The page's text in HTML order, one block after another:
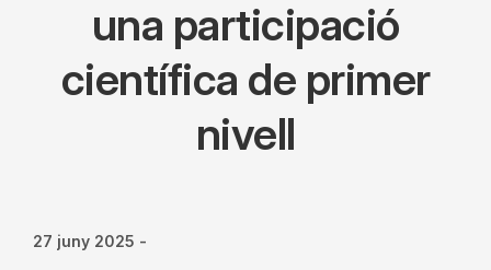
una participació
científica de primer
nivell
27 juny 2025 -